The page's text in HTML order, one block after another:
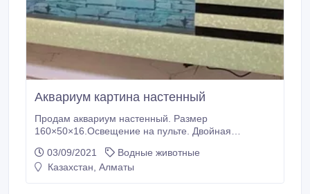
Аквариум картина настенный
Продам аквариум настенный. Размер
160×50×16.Освещение на пульте. Двойная
Пожалуйста пишите на Ватсап. Почту не читаю.!!.
03/09/2021
Водные животные
Казахстан, Алматы